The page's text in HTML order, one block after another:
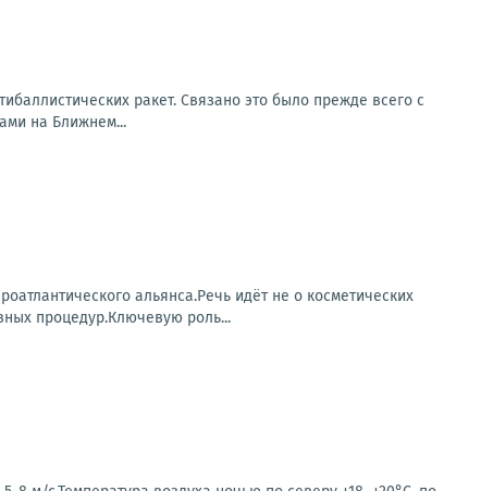
ракет. Связано это было прежде всего с
на Ближнем...
альянса.Речь идёт не о косметических
процедур.Ключевую роль...